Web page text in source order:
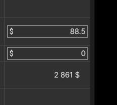
$
$
2 861 $